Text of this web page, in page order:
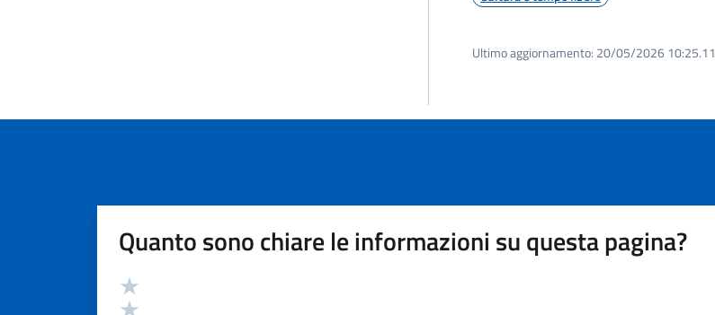
Ultimo aggiornamento: 20/05/2026 10:25.11
Quanto sono chiare le informazioni su questa pagina?
Valutazione